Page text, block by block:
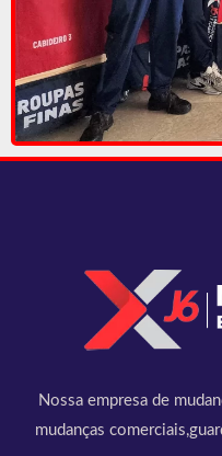
Nossa empresa de
mudanças